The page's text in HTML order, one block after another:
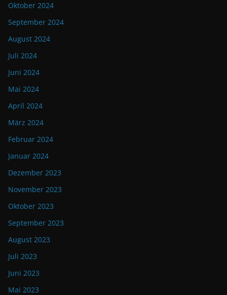
Oktober 2024
September 2024
August 2024
Juli 2024
Juni 2024
Mai 2024
April 2024
März 2024
Februar 2024
Januar 2024
Dezember 2023
November 2023
Oktober 2023
September 2023
August 2023
Juli 2023
Juni 2023
Mai 2023